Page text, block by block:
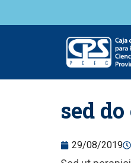
sed
29/08/2019